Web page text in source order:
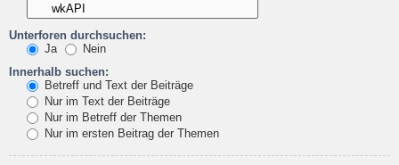
Unterforen durchsuchen:
Ja
Nein
Innerhalb suchen:
Betreff und Text der Beiträge
Nur im Text der Beiträge
Nur im Betreff der Themen
Nur im ersten Beitrag der Themen